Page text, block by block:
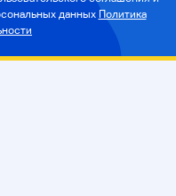
данных Политика